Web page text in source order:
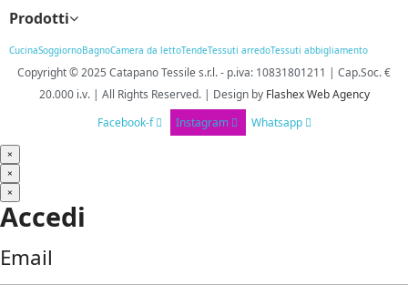
Prodotti
CucinaSoggiornoBagnoCamera da lettoTendeTessuti arredoTessuti abbigliamento
Copyright © 2025 Catapano Tessile s.r.l.- p.iva: 10831801211 | Cap.Soc. €
20.000 i.v. | All Rights Reserved. | Designby Flashex Web Agency
Facebook-f
Instagram Whatsapp
×
×
×
Accedi
Email